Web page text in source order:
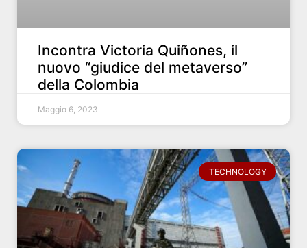
Incontra Victoria Quiñones, il
nuovo “giudice del metaverso”
della Colombia
Maggio 6, 2023
TECHNOLOGY